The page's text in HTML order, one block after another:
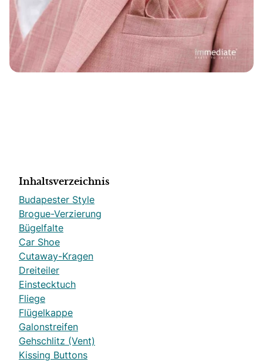
Inhaltsverzeichnis
Budapester Style
Brogue-Verzierung
Bügelfalte
Car Shoe
Cutaway-Kragen
Dreiteiler
Einstecktuch
Fliege
Flügelkappe
Galonstreifen
Gehschlitz (Vent)
Kissing Buttons